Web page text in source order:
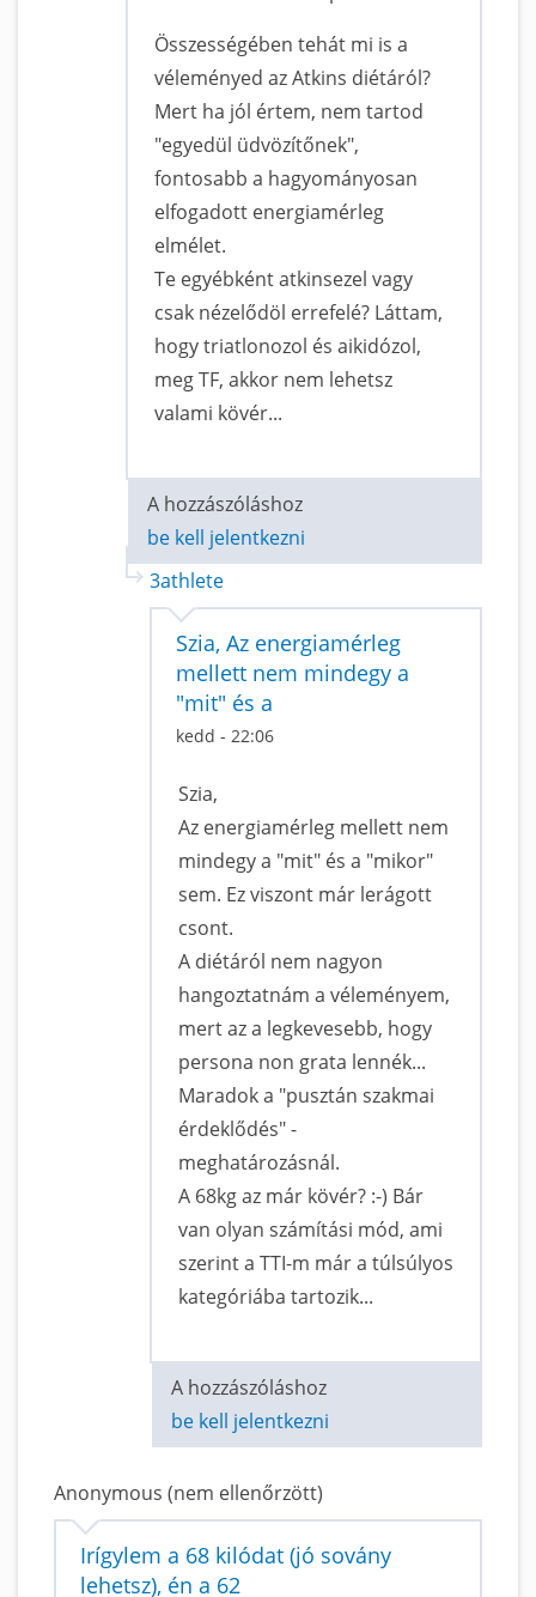
Összességében tehát mi is a
véleményed az Atkins diétáról?
Mert ha jól értem, nem tartod
"egyedül üdvözítőnek",
fontosabb a hagyományosan
elfogadott energiamérleg
elmélet.
Te egyébként atkinsezel vagy
csak nézelődöl errefelé? Láttam,
hogy triatlonozol és aikidózol,
meg TF, akkor nem lehetsz
valami kövér...
A hozzászóláshoz
be kell jelentkezni
3athlete
Szia, Az energiamérleg
mellett nem mindegy a
"mit" és a
kedd - 22:06
Szia,
Az energiamérleg mellett nem
mindegy a "mit" és a "mikor"
sem. Ez viszont már lerágott
csont.
A diétáról nem nagyon
hangoztatnám a véleményem,
mert az a legkevesebb, hogy
persona non grata lennék...
Maradok a "pusztán szakmai
érdeklődés" -
meghatározásnál.
A 68kg az már kövér? :-) Bár
van olyan számítási mód, ami
szerint a TTI-m már a túlsúlyos
kategóriába tartozik...
A hozzászóláshoz
be kell jelentkezni
Anonymous (nem ellenőrzött)
Irígylem a 68 kilódat (jó sovány
lehetsz), én a 62